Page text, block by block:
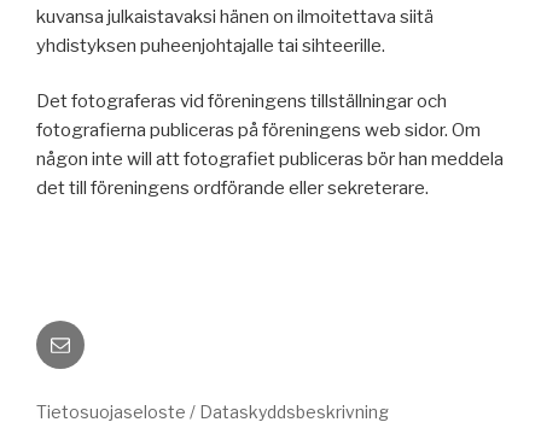
kuvansa julkaistavaksi hänen on ilmoitettava siitä
yhdistyksen puheenjohtajalle tai sihteerille.
Det fotograferas vid föreningens tillställningar och
fotografierna publiceras på föreningens web sidor. Om
någon inte will att fotografiet publiceras bör han meddela
det till föreningens ordförande eller sekreterare.
Sähköposti
Tietosuojaseloste / Dataskyddsbeskrivning